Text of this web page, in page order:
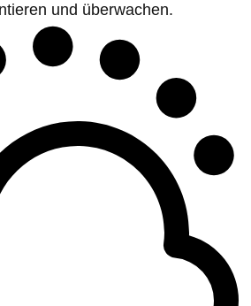
und überwachen.